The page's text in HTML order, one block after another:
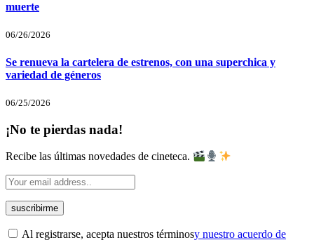
muerte
06/26/2026
Se renueva la cartelera de estrenos, con una superchica y
variedad de géneros
06/25/2026
¡No te pierdas nada!
Recibe las últimas novedades de cineteca.
Al registrarse, acepta nuestros términosy nuestro acuerdo de